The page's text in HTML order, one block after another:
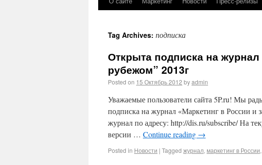
Tag Archives: подписка
Открыта подписка на
рубежом” 2013г
Posted on 15 Октябрь 2012 byadmin
Уважаемые пользователи сайта 5P.ru! Мы
подписка на журнал «Маркетинг в России и
журнал по адресу: http://dis.ru/subscribe/ На
версии … Continue reading →
Posted in Новости | Tagged журнал, маркетинг в России,